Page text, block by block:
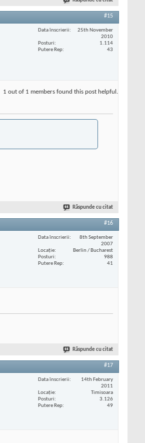
#15
Data înscrierii
25th November
2010
Posturi
1.114
Putere Rep
43
1 out of 1 members found this post helpful.
Răspunde cu citat
#16
Data înscrierii
8th September
2007
Locaţie
Berlin / Bucharest
Posturi
988
Putere Rep
41
Răspunde cu citat
#17
Data înscrierii
14th February
2011
Locaţie
Timisoara
Posturi
3.126
Putere Rep
49